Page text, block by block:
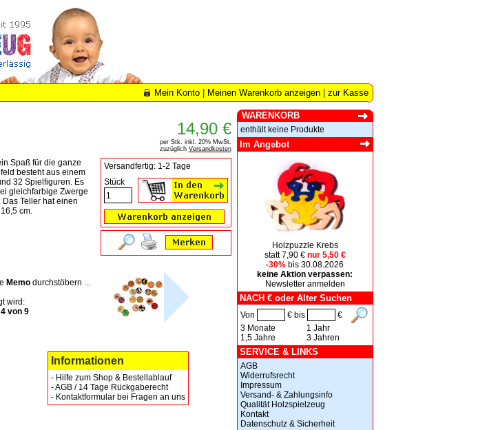
Mein Konto| Meinen Warenkorb anzeigen| zur Kasse
14,90 €
per Stk. inkl. 20% MwSt.
zuzüglich Versandkosten
Spaß für die ganze
besteht aus einem
32 Spielfiguren. Es
gleichfarbige Zwerge
Teller hat einen
cm.
Versandfertig: 1-2 Tage
Stück
Memodurchstöbern ...
wird:
von 9
Informationen
- Hilfe zum Shop & Bestellablauf
-AGB / 14 Tage Rückgaberecht
- Kontaktformular bei Fragen an uns
WARENKORB
enthält keine Produkte
Im Angebot
Holzpuzzle Krebs
statt 7,90 €nur 5,50 €
-30% bis 30.08.2026
keine Aktion verpassen:
Newsletter anmelden
NACH € oder Alter Suchen
Von € bis
€
3 Monate
1,5 Jahre
1 Jahr
3 Jahren
SERVICE & LINKS
AGB
Widerrufsrecht
Impressum
Versand- & Zahlungsinfo
Qualität Holzspielzeug
Kontakt
Datenschutz & Sicherheit